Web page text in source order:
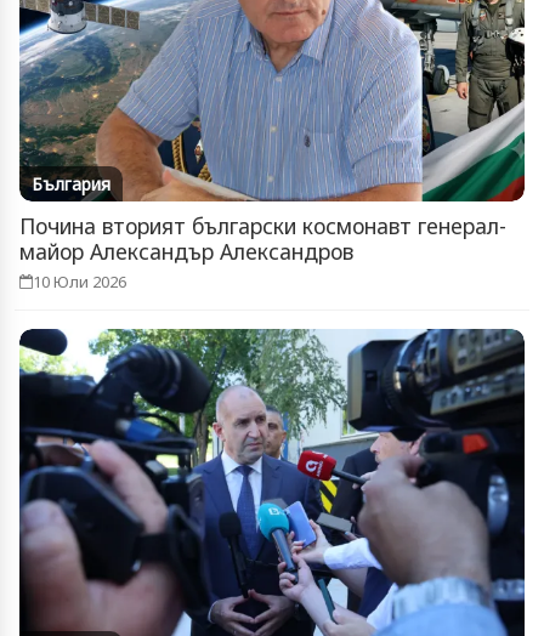
България
Почина вторият български космонавт генерал-
майор Александър Александров
10 Юли 2026